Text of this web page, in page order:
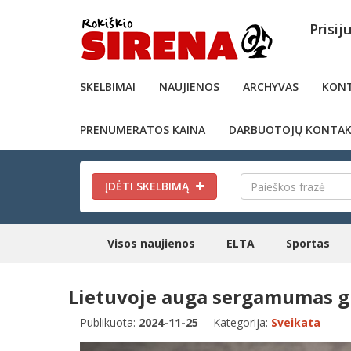
SKELBIMAI NAUJIENOS ARCHYVAS
PRENUMERATOS KAINA DARBUOTOJŲ
ĮDĖTI SKELBIMĄ
Visos naujienos ELTA Sportas
Lietuvoje auga
Publikuota: 2024-11-25 Kategorija: Sveikata